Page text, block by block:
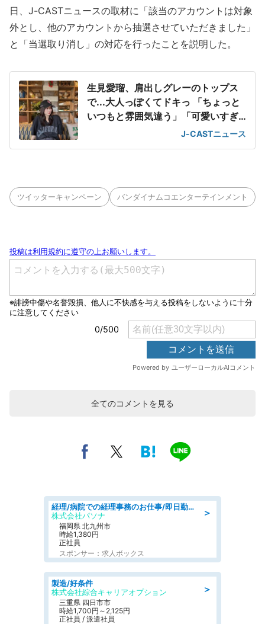
日、J-CASTニュースの取材に「該当のアカウントは対象
外とし、他のアカウントから抽選させていただきました」
と「当選取り消し」の対応を行ったことを説明した。
生見愛瑠、肩出しグレーのトップス
で...大人っぽくてドキっ 「ちょっと
いつもと雰囲気違う」「可愛いすぎ
J-CASTニュース
ツイッターキャンペーン バンダイナムコエンターテインメント
全てのコメントを見る
＞
経理/病院での経理事務のお仕事/即日勤務可/車通勤可/経理/一般事務
株式会社パソナ
福岡県 北九州市
時給1,380円
正社員
スポンサー：求人ボックス
＞
製造/好条件
株式会社綜合キャリアオプション
三重県 四日市市
時給1,700円～2,125円
正社員 / 派遣社員